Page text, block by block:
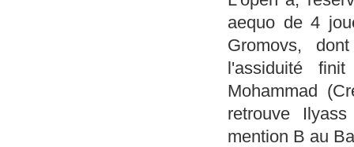
aequo de 4
Gromovs,
l'assiduité
Mohammad
retrouve
mention B au